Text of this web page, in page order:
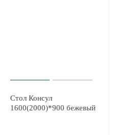
Стол Консул
1600(2000)*900 бежевый